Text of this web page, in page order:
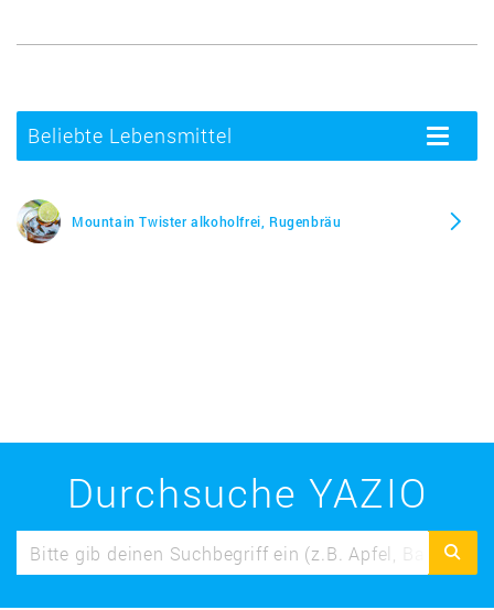
Beliebte Lebensmittel
Toggle
Mountain Twister alkoholfrei, Rugenbräu
Durchsuche YAZIO